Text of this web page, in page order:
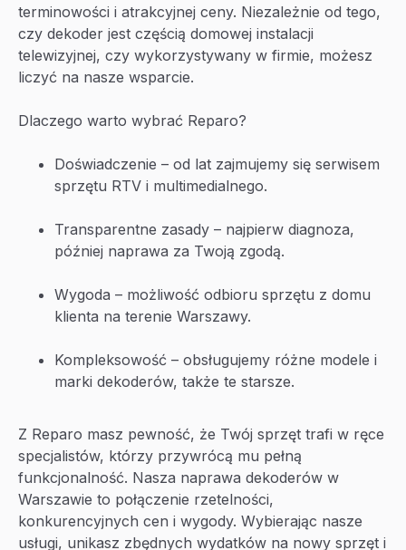
terminowości i atrakcyjnej ceny. Niezależnie od tego,
czy dekoder jest częścią domowej instalacji
telewizyjnej, czy wykorzystywany w firmie, możesz
liczyć na nasze wsparcie.
Dlaczego warto wybrać Reparo?
Doświadczenie – od lat zajmujemy się serwisem
sprzętu RTV i multimedialnego.
Transparentne zasady – najpierw diagnoza,
później naprawa za Twoją zgodą.
Wygoda – możliwość odbioru sprzętu z domu
klienta na terenie Warszawy.
Kompleksowość – obsługujemy różne modele i
marki dekoderów, także te starsze.
Z Reparo masz pewność, że Twój sprzęt trafi w ręce
specjalistów, którzy przywrócą mu pełną
funkcjonalność. Nasza naprawa dekoderów w
Warszawie to połączenie rzetelności,
konkurencyjnych cen i wygody. Wybierając nasze
usługi, unikasz zbędnych wydatków na nowy sprzęt i